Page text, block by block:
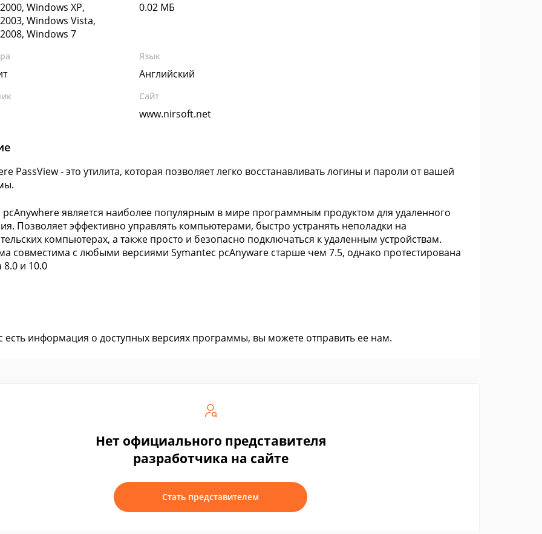
Windows XP,
Windows Vista,
Windows 7
0.02 МБ
Язык
Английский
Сайт
www.nirsoft.net
PassView - это утилита, которая позволяет легко восстанавливать логины и пароли от вашей
pcAnywhere является наиболее популярным в мире программным продуктом для удаленного
Позволяет эффективно управлять компьютерами, быстро устранять неполадки на
компьютерах, а также просто и безопасно подключаться к удаленным устройствам.
совместима с любыми версиями Symantec pcAnyware старше чем 7.5, однако протестирована
8.0 и 10.0
есть информация о доступных версиях программы, вы можете отправить ее нам.
Нет официального представителя
разработчика на сайте
Стать представителем